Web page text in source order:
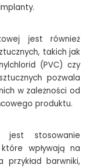
jest również
takich jak
(PVC) czy
pozwala
w zależności od
produktu.
jest stosowanie
wpływają na
przykład barwniki,